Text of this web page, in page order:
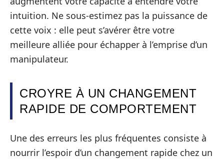
intuition. Ne sous-estimez pas la puissance de
cette voix : elle peut s’avérer être votre
meilleure alliée pour échapper à l’emprise d’un
manipulateur.
CROYRE À UN CHANGEMENT
RAPIDE DE COMPORTEMENT
Une des erreurs les plus fréquentes consiste à
nourrir l’espoir d’un changement rapide chez un